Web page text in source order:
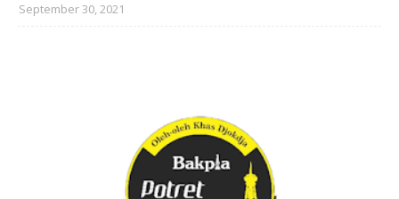
September 30, 2021